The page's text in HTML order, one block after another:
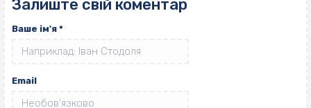
Залиште свій коментар
Ваше ім'я *
Email